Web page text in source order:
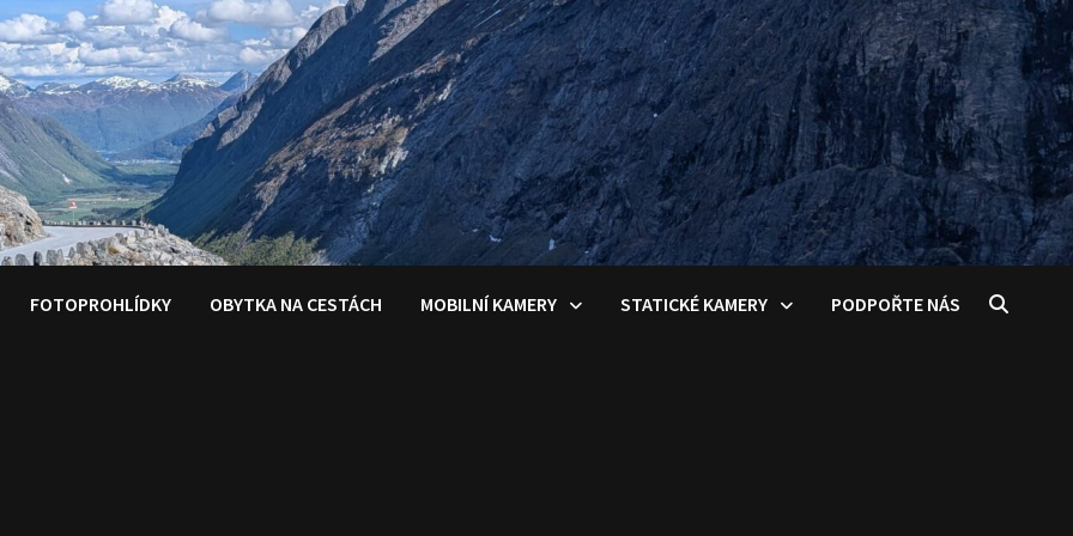
FOTOPROHLÍDKY OBYTKA NA CESTÁCH MOBILNÍ KAMERY STATICKÉ KAMERY PODPOŘTE NÁS